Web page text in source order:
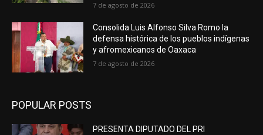
7 de agosto de 2026
Consolida Luis Alfonso Silva Romo la
defensa histórica de los pueblos indígenas
y afromexicanos de Oaxaca
7 de agosto de 2026
POPULAR POSTS
PRESENTA DIPUTADO DEL PRI